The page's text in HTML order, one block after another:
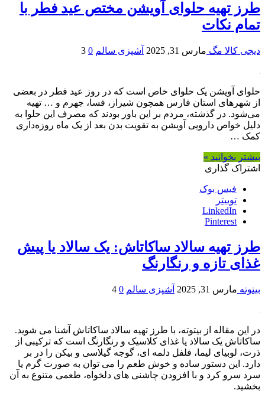
طرز تهیه حلوای آویشن مختص عید فطر با
تمام نکات
دیجی کالا مگ مارس 31, 2025 آشپزی سالم 0
3
حلوای آویشن یک حلوای خاص است که در روز عید فطر در بعضی
از شهرهای استان فارس همچون شیراز، فسا، جهرم و … تهیه
می‌شود. در گذشته، مردم بر این باور بودند که مصرف این حلوا به
دلیل خواص دارویی آویشن به تقویت بدن بعد از یک ماه روزه‌داری
کمک …
بیشتر بخوانید »
اشتراک گذاری
فیس بوک
توییتر
LinkedIn
Pinterest
طرز تهیه سالاد ساکاتاش: یک سالاد یا پیش
غذای تازه و رنگارنگ
بیتوته مارس 31, 2025 آشپزی سالم 0
4
در این مقاله از بیتوته، با طرز تهیه سالاد ساکاتاش آشنا می شوید.
ساکاتاش یک سالاد یا غذای کلاسیک و رنگارنگ است که ترکیبی از
ذرت، لوبیای لیما، فلفل دلمه ای، گوجه گیلاسی و بیکن را در بر
دارد. این دستور ساده و خوش طعم را می توان به صورت گرم یا
سرد سرو کرد و با افزودن چاشنی های دلخواه، طعمی متنوع به آن
بخشید.